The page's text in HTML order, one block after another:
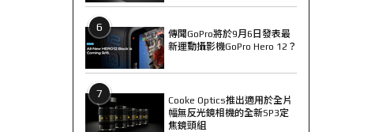
6
傳聞GoPro將於9月6日發表最
新運動攝影機GoPro Hero 12？
7
Cooke Optics推出適用於全片
幅無反光鏡相機的全新SP3定
焦鏡頭組